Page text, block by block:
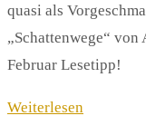
quasi als
„Schattenwege“
Februar Lesetipp!
Weiterlesen